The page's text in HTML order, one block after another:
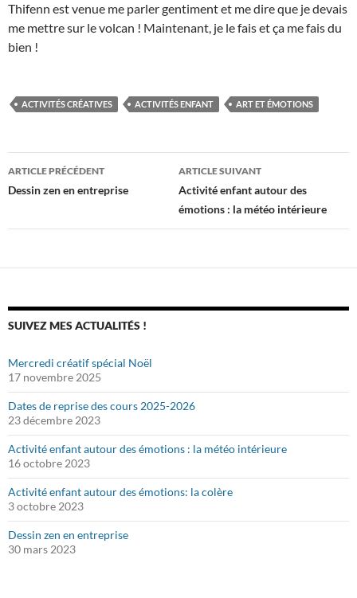
Thifenn est venue me parler gentiment et me dire que je devais
me mettre sur le volcan ! Maintenant, je le fais et ça me fais du
bien !
ACTIVITÉS CRÉATIVES ACTIVITÉS ENFANT ART ET ÉMOTIONS
Navigation
des
ARTICLE PRÉCÉDENT
Dessin zen en entreprise
ARTICLE SUIVANT
Activité enfant autour des
émotions : la météo intérieure
SUIVEZ MES ACTUALITÉS !
Mercredi créatif spécial Noël
17 novembre 2025
Dates de reprise des cours 2025-2026
23 décembre 2023
Activité enfant autour des émotions : la météo intérieure
16 octobre 2023
Activité enfant autour des émotions: la colère
3 octobre 2023
Dessin zen en entreprise
30 mars 2023